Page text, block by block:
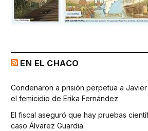
EN EL CHACO
Condenaron a prisión perpetua a
el femicidio de Erika Fernández
El fiscal aseguró que hay pruebas
caso Álvarez Guardia